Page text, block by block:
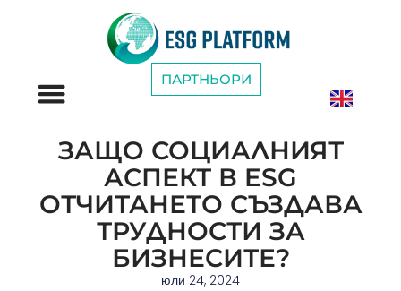
ПАРТНЬОРИ
ЗАЩО СОЦИАЛНИЯТ
АСПЕКТ В ESG
ОТЧИТАНЕТО СЪЗДАВА
ТРУДНОСТИ ЗА
БИЗНЕСИТЕ?
юли 24, 2024